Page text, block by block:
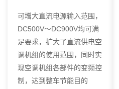
可增大直流电源输入范围，
DC500V～DC900V均可满
足要求，扩大了直流供电空
调机组的使用范围，同时实
现空调机组各部件的变频控
制，达到整车节能目的